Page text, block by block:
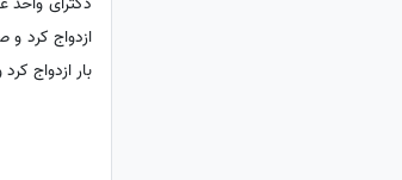
بار ازدواج کرد و